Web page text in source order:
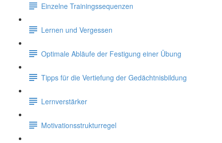
Einzelne Trainingssequenzen
Lernen und Vergessen
Optimale Abläufe der Festigung einer Übung
Tipps für die Vertiefung der Gedächtnisbildung
Lernverstärker
Motivationsstrukturregel